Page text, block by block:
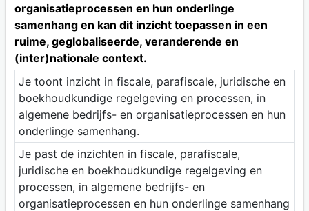
organisatieprocessen en hun onderlinge
samenhang en kan dit inzicht toepassen in een
ruime, geglobaliseerde, veranderende en
(inter)nationale context.
Je toont inzicht in fiscale, parafiscale, juridische en
boekhoudkundige regelgeving en processen, in
algemene bedrijfs- en organisatieprocessen en hun
onderlinge samenhang.
Je past de inzichten in fiscale, parafiscale,
juridische en boekhoudkundige regelgeving en
processen, in algemene bedrijfs- en
organisatieprocessen en hun onderlinge samenhang